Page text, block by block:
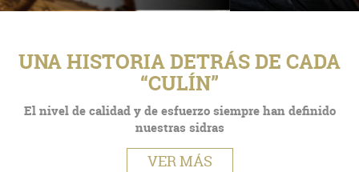
UNA HISTORIA DETRÁS DE CADA
“CULÍN”
El nivel de calidad y de esfuerzo siempre han definido
nuestras sidras
VER MÁS